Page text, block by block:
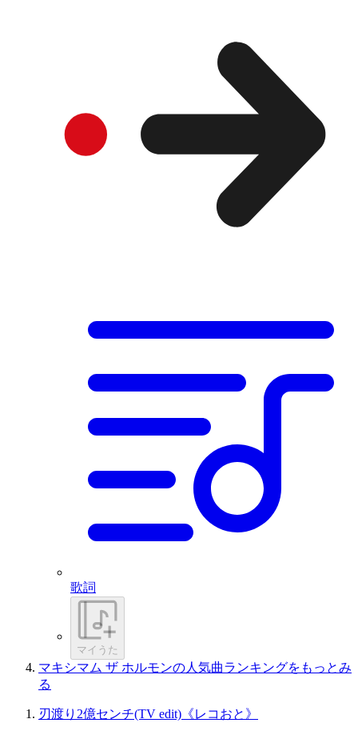
歌詞
マイうた
マキシマム ザ ホルモンの人気曲ランキングをもっとみ
る
刃渡り2億センチ(TV edit)《レコおと》